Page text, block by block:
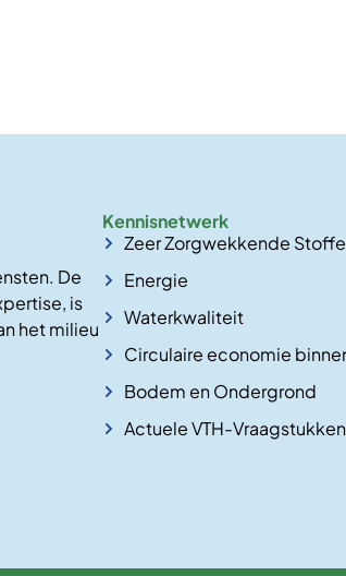
De
is
het milieu
Kennisnetwerk
Zeer Zorgwekkende
Energie
Waterkwaliteit
Circulaire economie
Bodem en Ondergrond
Actuele VTH-Vraagstukken